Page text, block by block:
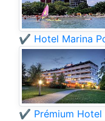
✔️ Hotel Marina
✔️ Prémium Hotel